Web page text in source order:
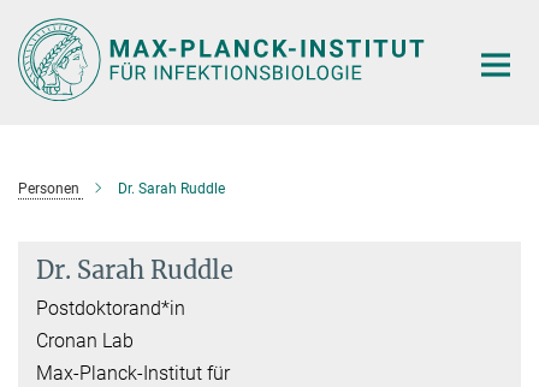
Hauptinhalt
Personen Dr. Sarah Ruddle
Dr. Sarah Ruddle
Postdoktorand*in
Cronan Lab
Max-Planck-Institut für